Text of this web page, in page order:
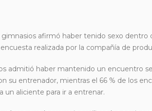
gimnasios afirmó haber tenido sexo
realizada por la compañía de
admitió haber mantenido un encuentro
su entrenador, mientras el 66 % de los
un aliciente para ir a entrenar.